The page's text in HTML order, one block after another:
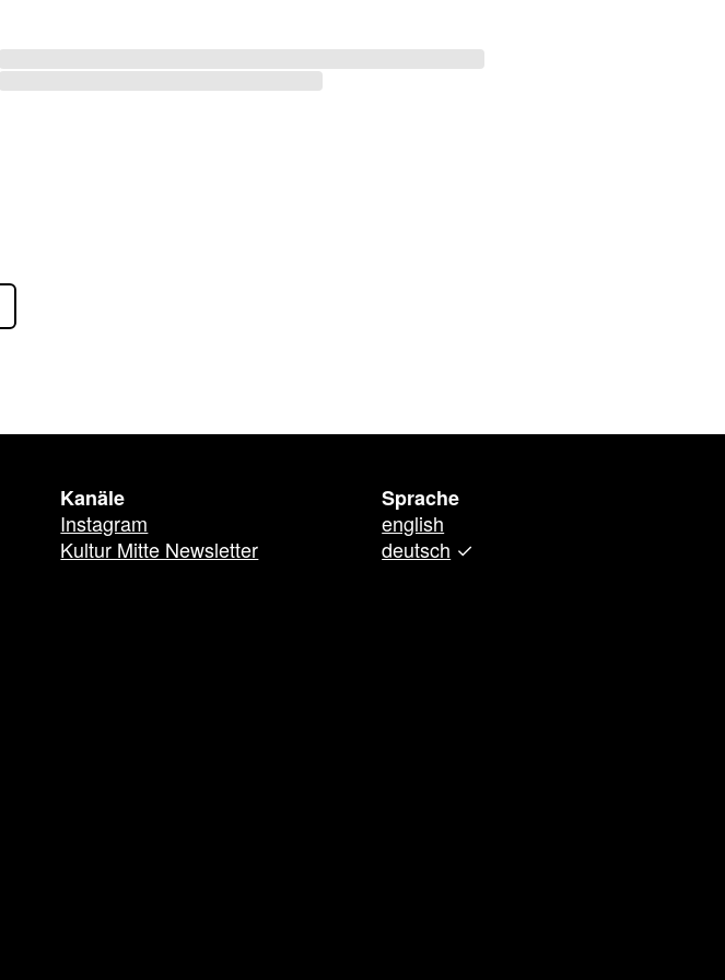
Kanäle
Instagram
Kultur Mitte Newsletter
Sprache
english
deutsch ✓